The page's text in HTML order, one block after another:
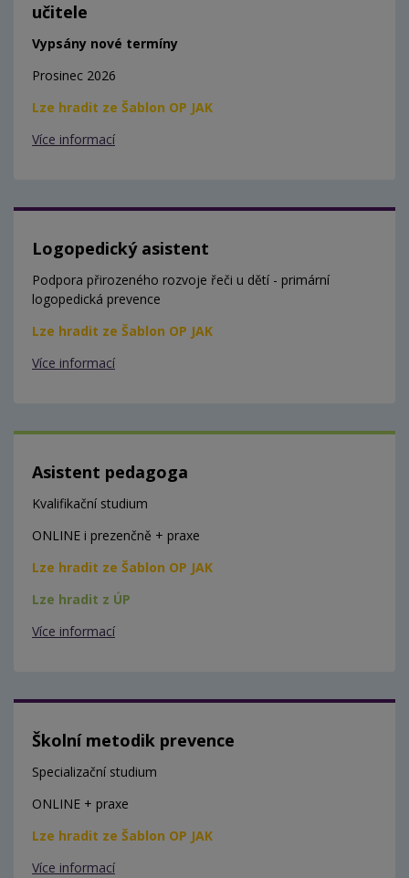
učitele
Vypsány nové termíny
Prosinec 2026
Lze hradit ze Šablon OP JAK
Více informací
Logopedický asistent
Podpora přirozeného rozvoje řeči u dětí - primární
logopedická prevence
Lze hradit ze Šablon OP JAK
Více informací
Asistent pedagoga
Kvalifikační studium
ONLINE i prezenčně + praxe
Lze hradit ze Šablon OP JAK
Lze hradit z ÚP
Více informací
Školní metodik prevence
Specializační studium
ONLINE + praxe
Lze hradit ze Šablon OP JAK
Více informací